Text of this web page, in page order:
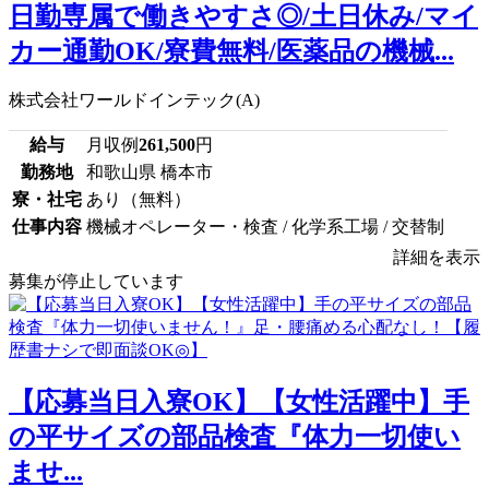
日勤専属で働きやすさ◎/土日休み/マイ
カー通勤OK/寮費無料/医薬品の機械...
株式会社ワールドインテック(A)
給与 月収例261,500円
勤務地
和歌山県 橋本市
寮・社宅 あり（無料）
仕事内容 機械オペレーター・検査 / 化学系工場 / 交替制
詳細を表示
募集が停止しています
【応募当日入寮OK】【女性活躍中】手
の平サイズの部品検査『体力一切使い
ませ...